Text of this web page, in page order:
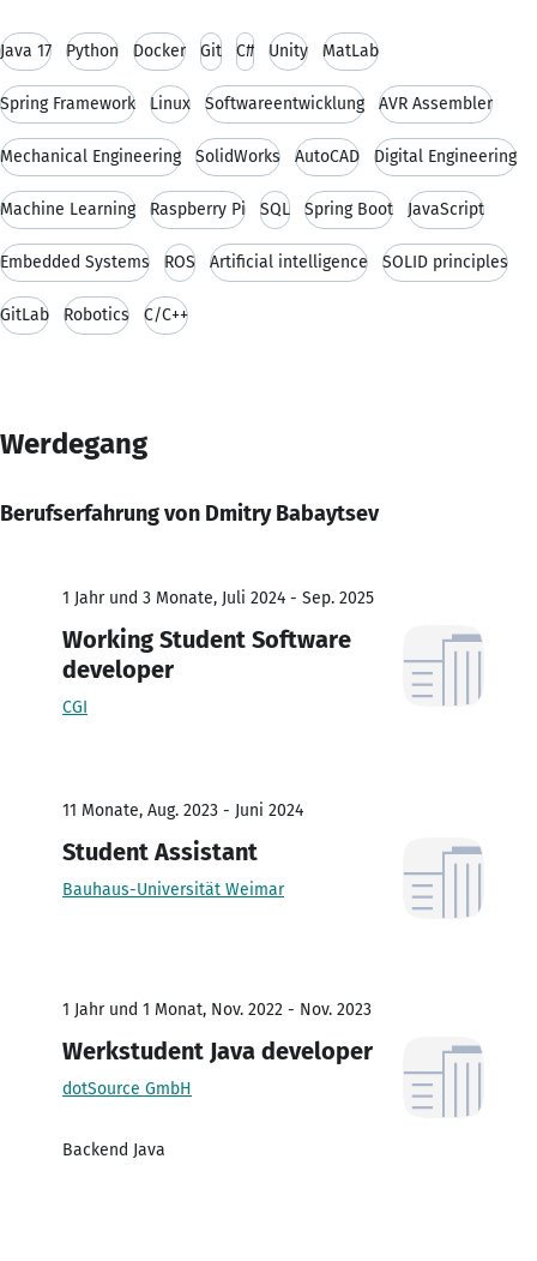
Java 17 Python Docker Git C# Unity MatLab
Spring Framework Linux Softwareentwicklung AVR Assembler
Mechanical Engineering SolidWorks AutoCAD Digital Engineering
Machine Learning Raspberry Pi SQL Spring Boot JavaScript
Embedded Systems ROS Artificial intelligence SOLID principles
GitLab Robotics C/C++
Werdegang
Berufserfahrung von Dmitry Babaytsev
1 Jahr und 3 Monate, Juli 2024 - Sep. 2025
Working Student Software
developer
CGI
11 Monate, Aug. 2023 - Juni 2024
Student Assistant
Bauhaus-Universität Weimar
1 Jahr und 1 Monat, Nov. 2022 - Nov. 2023
Werkstudent Java developer
dotSource GmbH
Backend Java